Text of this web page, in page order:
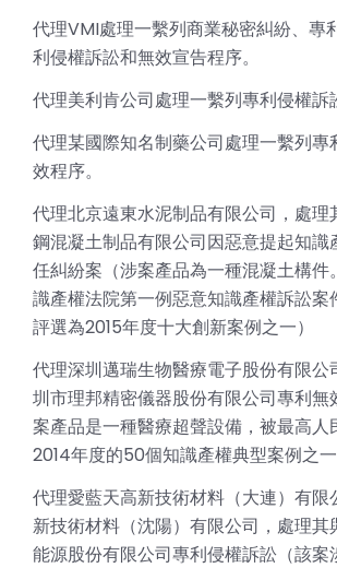
代理VMI處理一繫列商業秘密糾紛、專
利侵權訴訟和無效宣告程序。
代理美利肯公司處理一繫列專利侵權訴
代理某國際知名制藥公司處理一繫列專
效程序。
代理北京遠東水泥制品有限公司，處理
鋼混凝土制品有限公司因惡意提起知識
任糾紛案（涉案產品為一種混凝土構件
識產權法院第一例惡意知識產權訴訟案
評選為2015年度十大創新案例之一）
代理深圳邁瑞生物醫療電子股份有限公
圳市理邦精密儀器股份有限公司專利無
案產品是一種醫療超聲設備，被最高人
2014年度的50個知識產權典型案例之一
代理愛藍天高新技術材料（大連）有限
新技術材料（沈陽）有限公司，處理其
能源股份有限公司專利侵權訴訟（該案